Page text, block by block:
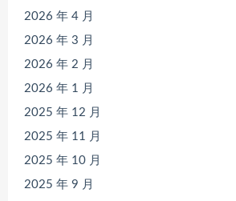
2026 年 4 月
2026 年 3 月
2026 年 2 月
2026 年 1 月
2025 年 12 月
2025 年 11 月
2025 年 10 月
2025 年 9 月